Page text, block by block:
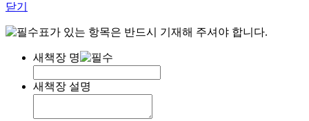
닫기
표가 있는 항목은 반드시 기재해 주셔야 합니다.
새책장 명
새책장 설명